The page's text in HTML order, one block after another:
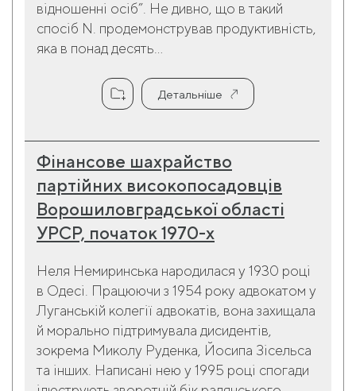
відношенні осіб”. Не дивно, що в такий
спосіб N. продемонстрував продуктивність,
яка в понад десять...
Детальніше
Фінансове шахрайство
партійних високопосадовців
Ворошиловградської області
УРСР, початок 1970-х
Неля Немиринська народилася у 1930 році
в Одесі. Працюючи з 1954 року адвокатом у
Луганській колегії адвокатів, вона захищала
й морально підтримувала дисидентів,
зокрема Миколу Руденка, Йосипа Зісельса
та інших. Написані нею у 1995 році спогади